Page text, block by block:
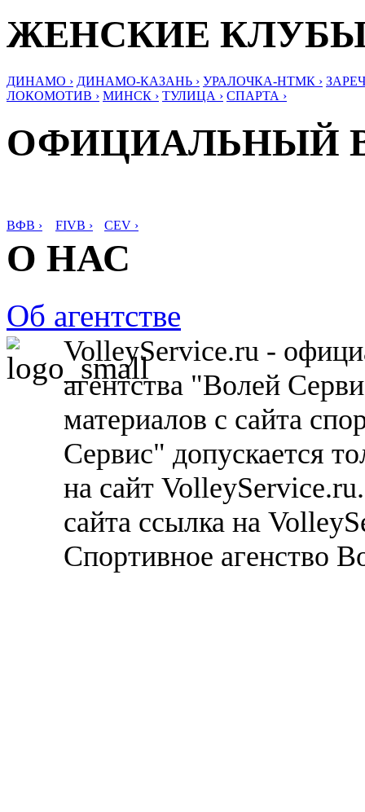
ЖЕНСКИЕ
ДИНАМО › ДИНАМО-КАЗАНЬ › УРАЛОЧКА-НТМК ›
ЛОКОМОТИВ › МИНСК › ТУЛИЦА › СПАРТА ›
ОФИЦИАЛЬНЫЙ
ВФВ › FIVB › CEV ›
О НАС
Об агентстве
VolleyService.ru -
агентства "Волей
материалов с сайта
Сервис" допускается
на сайт
сайта ссылка на
Спортивное агенство